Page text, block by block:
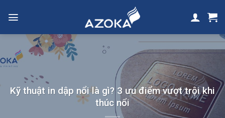
Kỹ thuật in dập nổi là gì? 3 ưu điểm vượt trội khi
thúc nổi